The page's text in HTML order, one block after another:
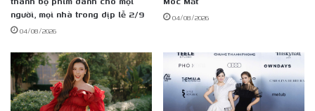
người, mọi nhà trong dịp lễ 2/9
04/08/2026
04/08/2026